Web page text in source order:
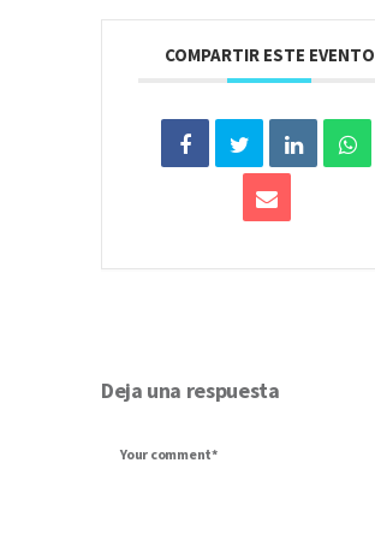
COMPARTIR ESTE EVENTO
Deja una respuesta
Your comment*